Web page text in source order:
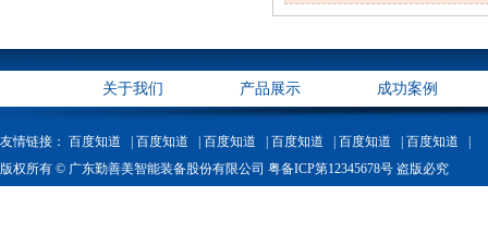
关于我们 产品展示 成功案例
友情链接： 百度知道 | 百度知道 | 百度知道 | 百度知道 | 百度知道 |
百度知道 |
版权所有 © 广东勤善美智能装备股份有限公司 粤备ICP第12345678号 盗版必究